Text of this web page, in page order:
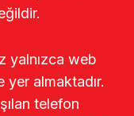
yalnızca web
yer almaktadır.
telefon